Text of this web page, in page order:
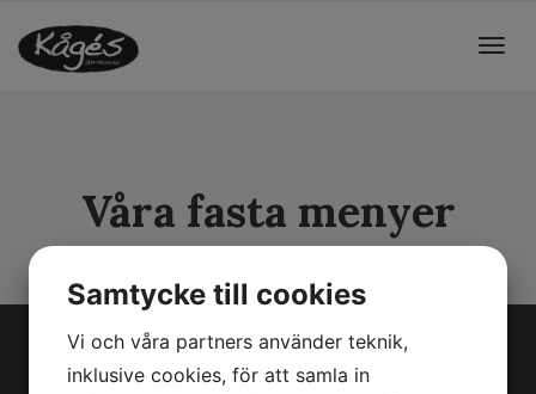
Våra fasta menyer
Menyer
Samtycke till cookies
Vi och våra partners använder teknik,
inklusive cookies, för att samla in